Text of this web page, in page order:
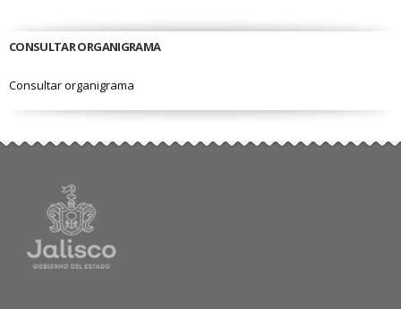
CONSULTAR ORGANIGRAMA
Consultar organigrama